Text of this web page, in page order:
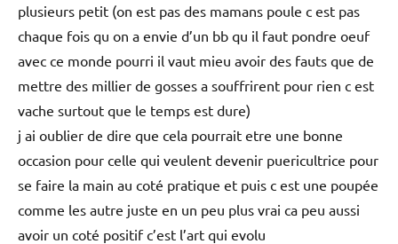
plusieurs petit (on est pas des mamans poule c est pas
chaque fois qu on a envie d’un bb qu il faut pondre oeuf
avec ce monde pourri il vaut mieu avoir des fauts que de
mettre des millier de gosses a souffrirent pour rien c est
vache surtout que le temps est dure)
j ai oublier de dire que cela pourrait etre une bonne
occasion pour celle qui veulent devenir puericultrice pour
se faire la main au coté pratique et puis c est une poupée
comme les autre juste en un peu plus vrai ca peu aussi
avoir un coté positif c’est l’art qui evolu